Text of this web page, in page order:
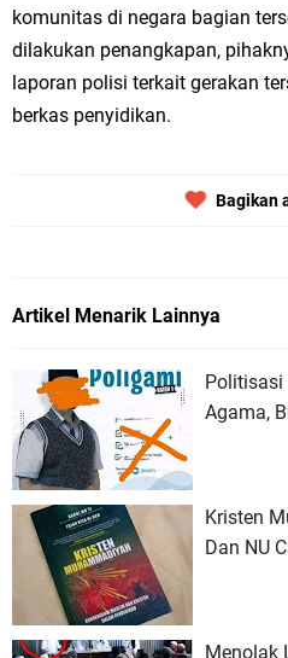
komunitas di negara bagian
dilakukan penangkapan,
laporan polisi terkait gerakan
berkas penyidikan.
Bagikan
Artikel Menarik Lainnya
Agama,
Kristen
Dan NU
Menolak